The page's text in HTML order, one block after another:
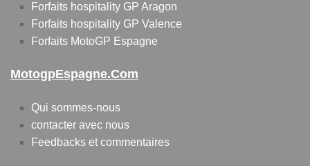
Forfaits hospitality GP Aragon
Forfaits hospitality GP Valence
Forfaits MotoGP Espagne
MotogpEspagne.com
Qui sommes-nous
contacter avec nous
Feedbacks et commentaires